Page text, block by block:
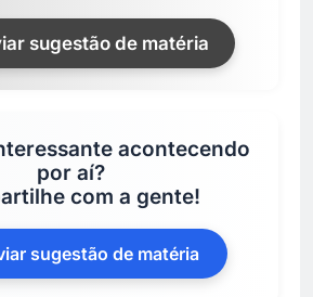
sugestão de matéria
acontecendo
por aí?
com a gente!
sugestão de matéria